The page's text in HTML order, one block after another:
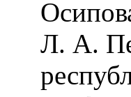
Л. А.